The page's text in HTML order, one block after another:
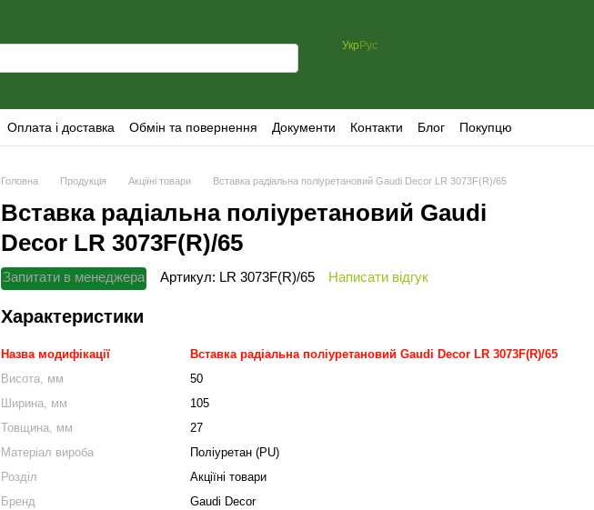
Укр Рус
Оплата і доставка Обмін та повернення Документи Контакти Блог
Покупцю
Головна Продукція Акціїні товари Вставка радіальна поліуретановий Gaudi Decor LR 3073F(R)/65
Вставка радіальна поліуретановий Gaudi
Decor LR 3073F(R)/65
Запитати в менеджера Артикул: LR 3073F(R)/65 Написати відгук
Характеристики
Назва модифікації
Вставка радіальна поліуретановий Gaudi Decor LR 3073F(R)/65
Висота, мм
50
Ширина, мм
105
Товщина, мм
27
Mатеріал вироба
Поліуретан (PU)
Розділ
Акціїні товари
Бренд
Gaudi Decor